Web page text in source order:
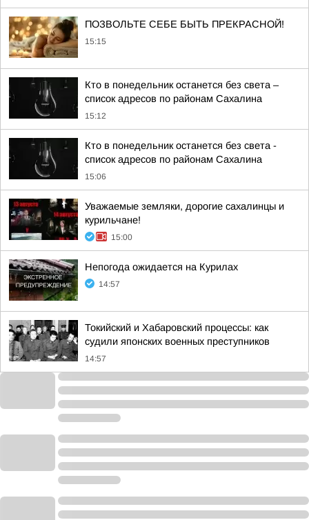
ПОЗВОЛЬТЕ СЕБЕ БЫТЬ ПРЕКРАСНОЙ!
15:15
Кто в понедельник останется без света –
список адресов по районам Сахалина
15:12
Кто в понедельник останется без света -
список адресов по районам Сахалина
15:06
Уважаемые земляки, дорогие сахалинцы и
курильчане!
15:00
Непогода ожидается на Курилах
14:57
Токийский и Хабаровский процессы: как
судили японских военных преступников
14:57